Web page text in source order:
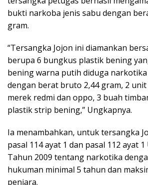
bukti narkoba jenis sabu dengan
gram.
“Tersangka Jojon ini diamankan
berupa 6 bungkus plastik bening
bening warna putih diduga
dengan berat bruto 2,44 gram, 2
merek redmi dan oppo, 3 buah
plastik strip bening,” Ungkapnya.
Ia menambahkan, untuk tersangka
pasal 114 ayat 1 dan pasal 112 ayat 1
Tahun 2009 tentang narkotika
hukuman minimal 5 tahun dan
penjara.